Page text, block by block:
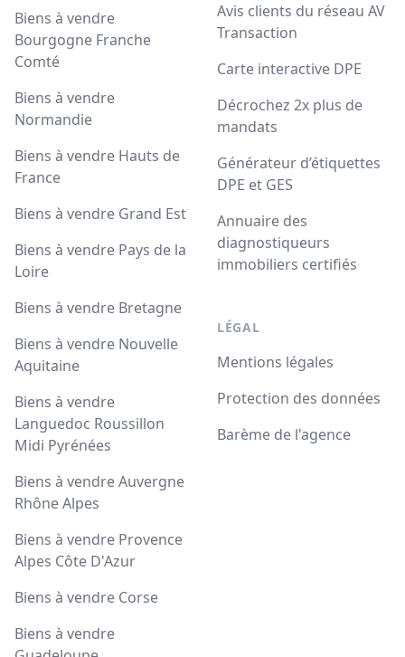
Biens à vendre
Bourgogne Franche
Comté
Biens à vendre
Normandie
Biens à vendre Hauts de
France
Biens à vendre Grand Est
Biens à vendre Pays de la
Loire
Biens à vendre Bretagne
Biens à vendre Nouvelle
Aquitaine
Biens à vendre
Languedoc Roussillon
Midi Pyrénées
Biens à vendre Auvergne
Rhône Alpes
Biens à vendre Provence
Alpes Côte D'Azur
Biens à vendre Corse
Biens à vendre
Avis clients du réseau AV
Transaction
Carte interactive DPE
Décrochez 2x plus de
mandats
Générateur d’étiquettes
DPE et GES
Annuaire des
diagnostiqueurs
immobiliers certifiés
LÉGAL
Mentions légales
Protection des données
Barème de l'agence